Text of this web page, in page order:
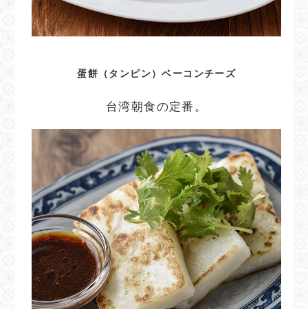
蛋餅（タンピン）ベーコンチーズ
台湾朝食の定番。